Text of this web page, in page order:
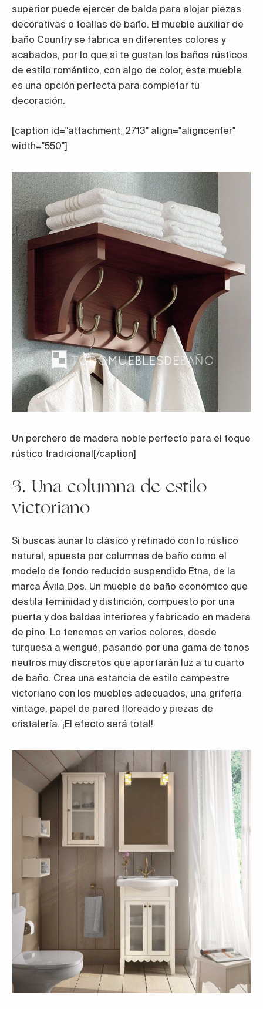
superior puede ejercer de balda para alojar piezas
decorativas o toallas de baño. El mueble auxiliar de
baño Country se fabrica en diferentes colores y
acabados, por lo que si te gustan los baños rústicos
de estilo romántico, con algo de color, este mueble
es una opción perfecta para completar tu
decoración.
[caption id="attachment_2713" align="aligncenter"
width="550"]
Un perchero de madera noble perfecto para el toque
rústico tradicional[/caption]
3. Una columna de estilo
victoriano
Si buscas aunar lo clásico y refinado con lo rústico
natural, apuesta por columnas de baño como el
modelo de fondo reducido suspendido Etna, de la
marca Ávila Dos. Un mueble de baño económico que
destila feminidad y distinción, compuesto por una
puerta y dos baldas interiores y fabricado en madera
de pino. Lo tenemos en varios colores, desde
turquesa a wengué, pasando por una gama de tonos
neutros muy discretos que aportarán luz a tu cuarto
de baño. Crea una estancia de estilo campestre
victoriano con los muebles adecuados, una grifería
vintage, papel de pared floreado y piezas de
cristalería. ¡El efecto será total!